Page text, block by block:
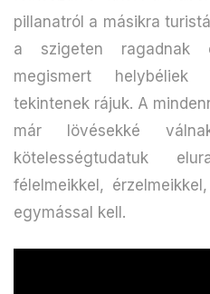
pillanatról a másikra
a szigeten
megismert
tekintenek rájuk. A
már lövésekké
kötelességtudatuk
félelmeikkel,
egymással kell.